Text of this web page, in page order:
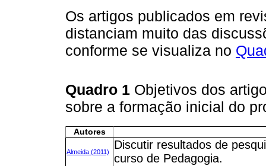
Os artigos publicados em
distanciam muito das
conforme se visualiza no
Quadro 1 Objetivos dos
sobre a formação inicial do
Autores
Almeida (2011)
Discutir resultados de
curso de Pedagogia.